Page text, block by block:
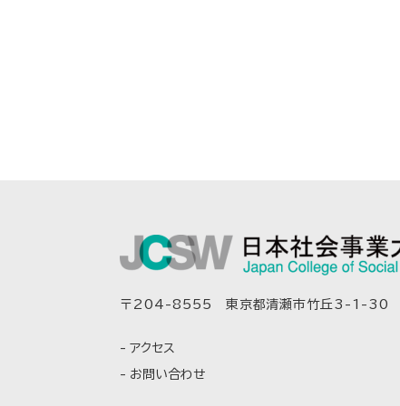
〒204-8555 東京都清瀬市竹丘3-1-30
アクセス
お問い合わせ